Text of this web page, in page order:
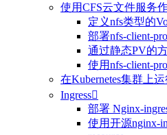
使用CFS云文件服务
定义nfs类型的
部署nfs-client-
通过静态PV的
使用nfs-client-
在Kubernetes集群上
Ingress
部署 Nginx-
使用开源nginx-